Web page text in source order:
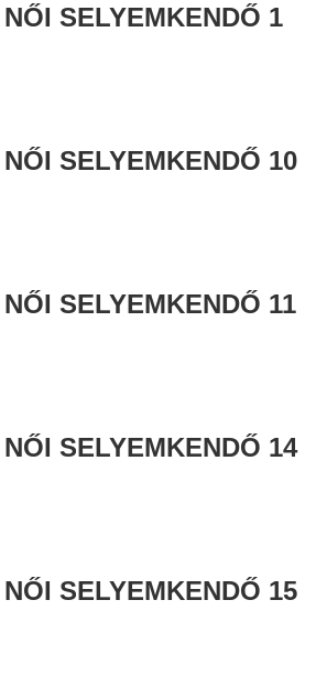
SELYEMKENDŐ 1
SELYEMKENDŐ 10
SELYEMKENDŐ 11
SELYEMKENDŐ 14
SELYEMKENDŐ 15